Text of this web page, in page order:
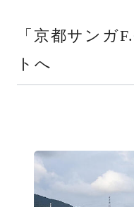
「京都サンガ
トへ